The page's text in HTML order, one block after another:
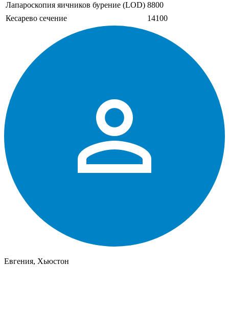
Лапароскопия яичников бурение (LOD) 8800
Кесарево сечение
14100
Евгения, Хьюстон